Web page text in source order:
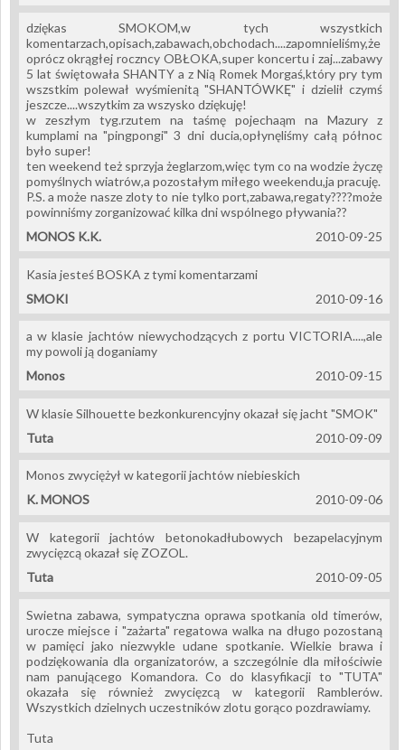
dziękas SMOKOM,w tych wszystkich
komentarzach,opisach,zabawach,obchodach....zapomnieliśmy,że
oprócz okrągłej roczncy OBŁOKA,super koncertu i zaj...zabawy
5 lat świętowała SHANTY a z Nią Romek Morgaś,który pry tym
wszstkim polewał wyśmienitą "SHANTÓWKĘ" i dzielił czymś
jeszcze....wszytkim za wszysko dziękuję!
w zeszłym tyg.rzutem na taśmę pojechaąm na Mazury z
kumplami na "pingpongi" 3 dni ducia,opłynęliśmy całą północ
było super!
ten weekend też sprzyja żeglarzom,więc tym co na wodzie życzę
pomyślnych wiatrów,a pozostałym miłego weekendu,ja pracuję.
P.S. a może nasze zloty to nie tylko port,zabawa,regaty????może
powinniśmy zorganizować kilka dni wspólnego pływania??
2010-09-25
MONOS K.K.
Kasia jesteś BOSKA z tymi komentarzami
2010-09-16
SMOKI
a w klasie jachtów niewychodzących z portu VICTORIA....,ale
my powoli ją doganiamy
2010-09-15
Monos
W klasie Silhouette bezkonkurencyjny okazał się jacht "SMOK"
2010-09-09
Tuta
Monos zwyciężył w kategorii jachtów niebieskich
2010-09-06
K. MONOS
W kategorii jachtów betonokadłubowych bezapelacyjnym
zwycięzcą okazał się ZOZOL.
2010-09-05
Tuta
Swietna zabawa, sympatyczna oprawa spotkania old timerów,
urocze miejsce i "zażarta" regatowa walka na długo pozostaną
w pamięci jako niezwykle udane spotkanie. Wielkie brawa i
podziękowania dla organizatorów, a szczególnie dla miłościwie
nam panującego Komandora. Co do klasyfikacji to "TUTA"
okazała się również zwycięzcą w kategorii Ramblerów.
Wszystkich dzielnych uczestników zlotu gorąco pozdrawiamy.
Tuta